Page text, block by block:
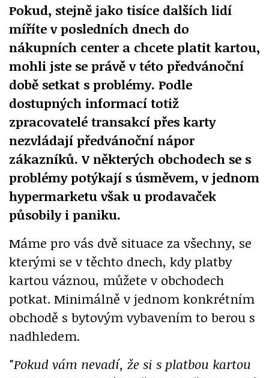
Pokud, stejně jako tisíce dalších lidí
míříte v posledních dnech do
nákupních center a chcete platit kartou,
mohli jste se právě v této předvánoční
době setkat s problémy. Podle
dostupných informací totiž
zpracovatelé transakcí přes karty
nezvládají předvánoční nápor
zákazníků. V některých obchodech se s
problémy potýkají s úsměvem, v jednom
hypermarketu však u prodavaček
působily i paniku.
Máme pro vás dvě situace za všechny, se
kterými se v těchto dnech, kdy platby
kartou váznou, můžete v obchodech
potkat. Minimálně v jednom konkrétním
obchodě s bytovým vybavením to berou s
nadhledem.
"Pokud vám nevadí, že si s platbou kartou